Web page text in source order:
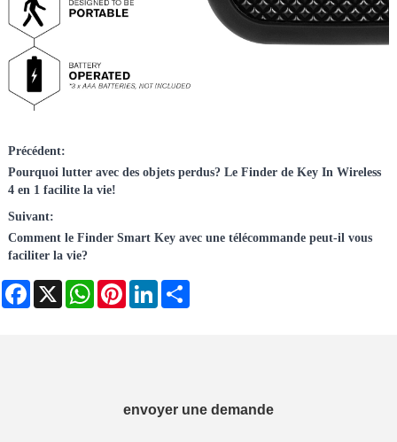
Précédent:
Pourquoi lutter avec des objets perdus? Le Finder de Key In Wireless
4 en 1 facilite la vie!
Suivant:
Comment le Finder Smart Key avec une télécommande peut-il vous
faciliter la vie?
Facebook
X WhatsAppPinterestLinkedIn
envoyer une demande